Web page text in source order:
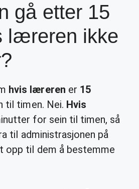
gå etter 15
læreren ikke
hvis læreren er 15
til timen. Nei. Hvis
for sein til timen, så
til administrasjonen på
opp til dem å bestemme